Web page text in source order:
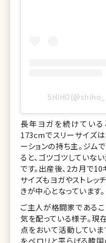
長年ヨガを続けている
173cmでスリーサイズ
ーションの持ち主。ジム
ると、ゴツゴツしていな
です。出産後、2カ月で
サイズもヨガやストレ
きが中心となっています。
ご主人が格闘家である
気を配っている様子。
点をおいて活動してい
をペロリと平らげる韓